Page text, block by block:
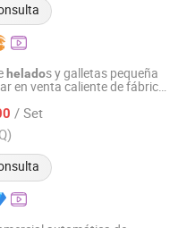
helados y galletas pequeña
en venta caliente de fábrica
/ Set
CO., LTD.
2013